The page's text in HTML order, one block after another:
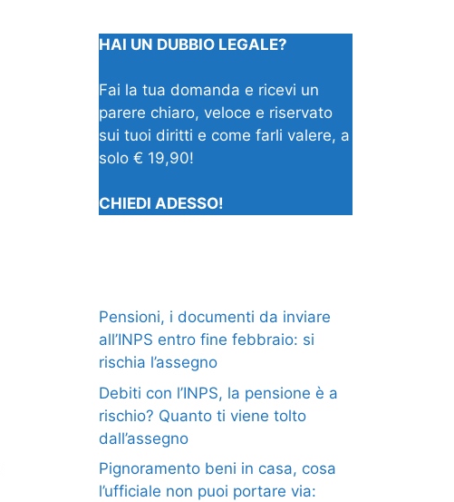
HAI UN DUBBIO LEGALE?
Fai la tua domanda e ricevi un
parere chiaro, veloce e riservato
sui tuoi diritti e come farli valere, a
solo € 19,90!
CHIEDI ADESSO!
Pensioni, i documenti da inviare
all’INPS entro fine febbraio: si
rischia l’assegno
Debiti con l’INPS, la pensione è a
rischio? Quanto ti viene tolto
dall’assegno
Pignoramento beni in casa, cosa
l’ufficiale non puoi portare via: